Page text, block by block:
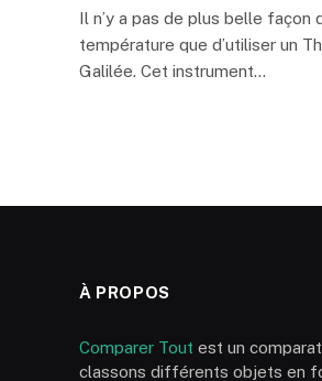
Il n’y a pas de plus belle façon
température que d’utiliser un
Galilée. Cet instrument…
À PROPOS
Comparer Tout est un
classons différents objets en